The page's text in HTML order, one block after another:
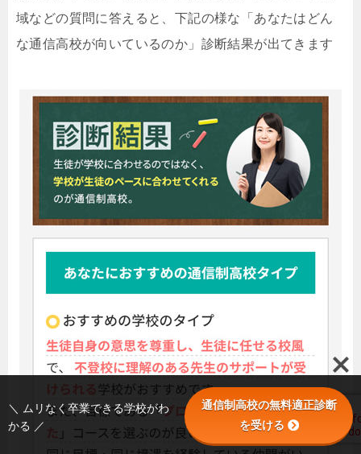
域などの質問に答えると、下記の様な「あなたはどん
な通信高校が向いているのか」診断結果が出てきます
＼ ムリなく卒業できる学校がわ
かる ／
通信制高校の無料適正診断
を受ける